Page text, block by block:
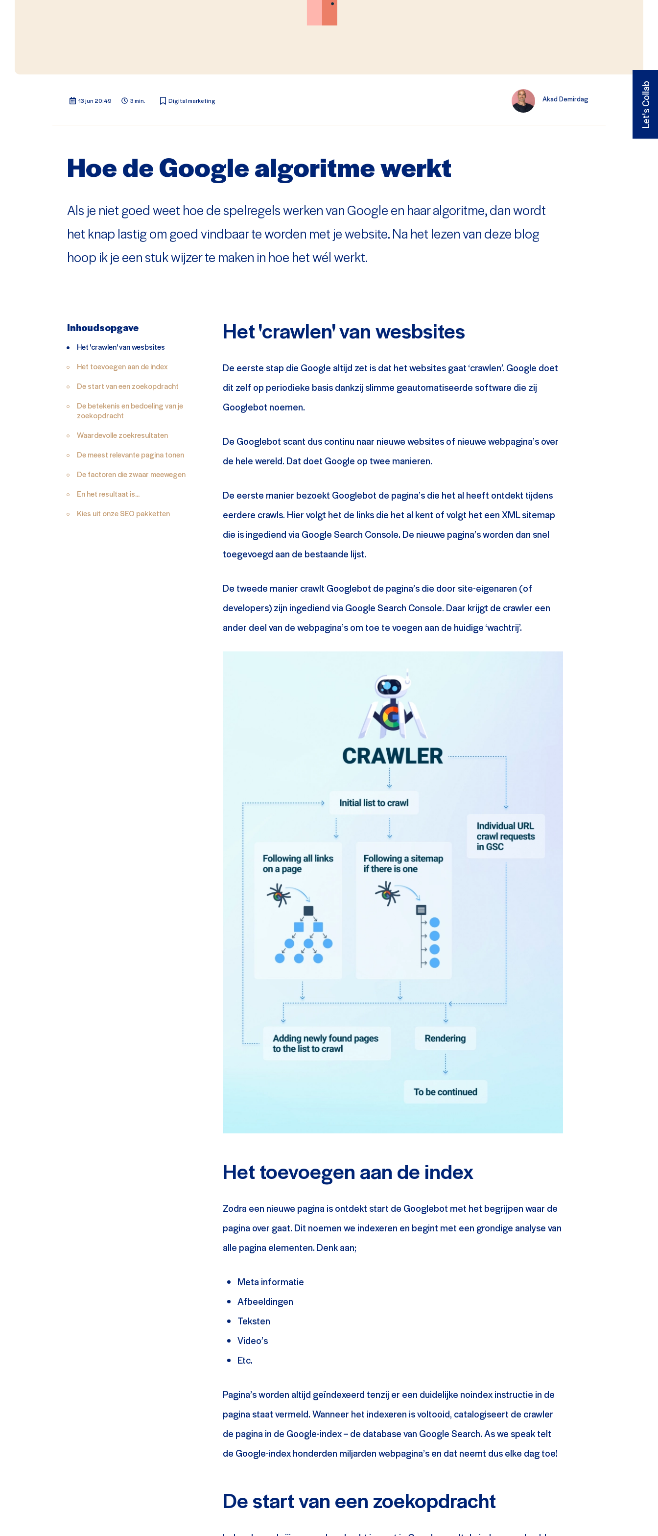
13 jun 20:49 3 min. Digital marketing Akad Demirdag
Hoe de Google algoritme werkt
Als je niet goed weet hoe de spelregels werken van Google en haar algoritme, dan wordt
het knap lastig om goed vindbaar te worden met je website. Na het lezen van deze blog
hoop ik je een stuk wijzer te maken in hoe het wél werkt.
Inhoudsopgave
Het 'crawlen' van wesbsites
Het toevoegen aan de index
De start van een zoekopdracht
De betekenis en bedoeling van je
zoekopdracht
Waardevolle zoekresultaten
De meest relevante pagina tonen
De factoren die zwaar meewegen
En het resultaat is...
Kies uit onze SEO pakketten
Het 'crawlen' van wesbsites
De eerste stap die Google altijd zet is dat het websites gaat ‘crawlen’. Google doet
dit zelf op periodieke basis dankzij slimme geautomatiseerde software die zij
Googlebot noemen.
De Googlebot scant dus continu naar nieuwe websites of nieuwe webpagina’s over
de hele wereld. Dat doet Google op twee manieren.
De eerste manier bezoekt Googlebot de pagina’s die het al heeft ontdekt tijdens
eerdere crawls. Hier volgt het de links die het al kent of volgt het een XML sitemap
die is ingediend via Google Search Console. De nieuwe pagina’s worden dan snel
toegevoegd aan de bestaande lijst.
De tweede manier crawlt Googlebot de pagina’s die door site-eigenaren (of
developers) zijn ingediend via Google Search Console. Daar krijgt de crawler een
ander deel van de webpagina’s om toe te voegen aan de huidige ‘wachtrij’.
Het toevoegen aan de index
Zodra een nieuwe pagina is ontdekt start de Googlebot met het begrijpen waar de
pagina over gaat. Dit noemen we indexeren en begint met een grondige analyse van
alle pagina elementen. Denk aan;
Meta informatie
Afbeeldingen
Teksten
Video’s
Etc.
Pagina’s worden altijd geïndexeerd tenzij er een duidelijke noindex instructie in de
pagina staat vermeld. Wanneer het indexeren is voltooid, catalogiseert de crawler
de pagina in de Google-index – de database van Google Search. As we speak telt
de Google-index honderden miljarden webpagina’s en dat neemt dus elke dag toe!
De start van een zoekopdracht
Let's Collab